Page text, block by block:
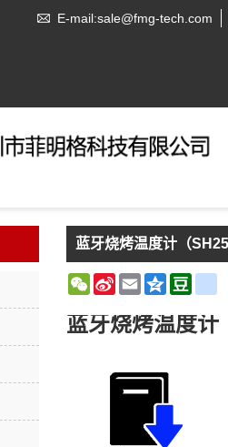
E-mail:sale@fmg-tech.com
蓝牙烧烤温度计（
WeChat
Sina
Weibo
Email Qzone
蓝牙烧烤温度计